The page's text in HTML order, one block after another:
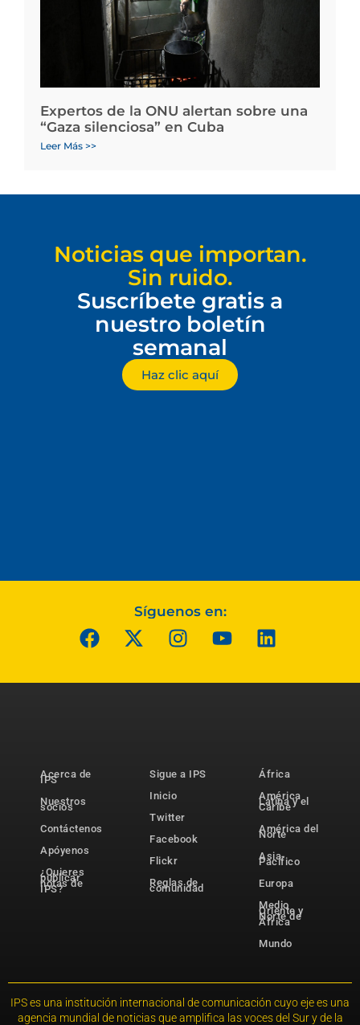
Expertos de la ONU alertan sobre una
“Gaza silenciosa” en Cuba
Leer Más >>
Noticias que importan.
Sin ruido.
Suscríbete gratis a
nuestro boletín
semanal
Haz clic aquí
Síguenos en:
Acerca de
IPS
Nuestros
socios
Contáctenos
Apóyenos
¿Quieres
publicar
notas de
IPS?
Sigue a IPS
Inicio
Twitter
Facebook
Flickr
Reglas de
comunidad
África
América
Latina y el
Caribe
América del
Norte
Asia-
Pacífico
Europa
Medio
Oriente y
Norte de
África
Mundo
IPS es una institución internacional de comunicación cuyo eje es una
agencia mundial de noticias que amplifica las voces del Sur y de la